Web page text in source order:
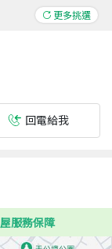
更多挑選
回電給我
服務保障